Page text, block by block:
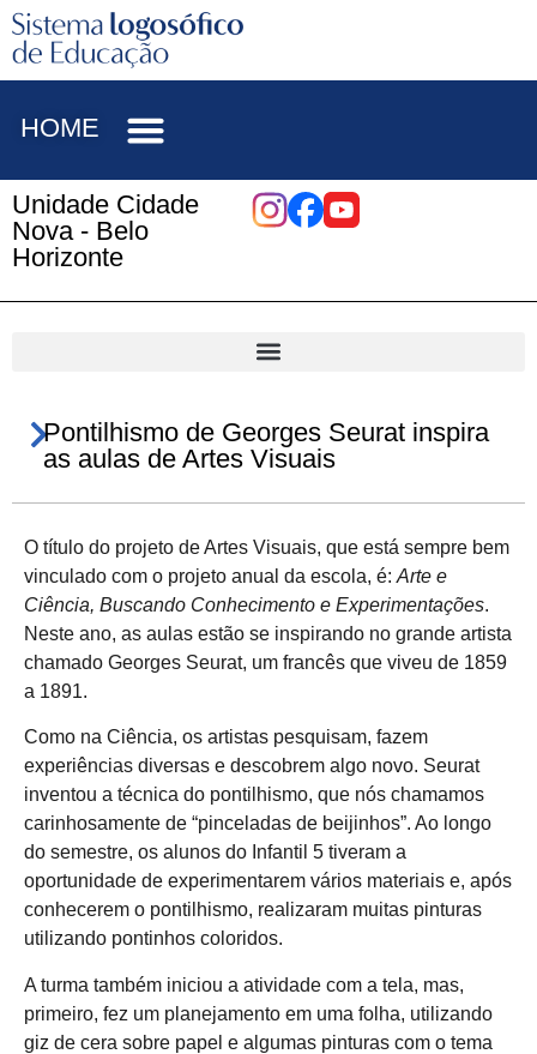
HOME
Unidade Cidade
Nova - Belo
Horizonte
Pontilhismo de Georges Seurat inspira
as aulas de Artes Visuais
O título do projeto de Artes Visuais, que está sempre bem
vinculado com o projeto anual da escola, é: Arte e
Ciência, Buscando Conhecimento e Experimentações.
Neste ano, as aulas estão se inspirando no grande artista
chamado Georges Seurat, um francês que viveu de 1859
a 1891.
Como na Ciência, os artistas pesquisam, fazem
experiências diversas e descobrem algo novo. Seurat
inventou a técnica do pontilhismo, que nós chamamos
carinhosamente de “pinceladas de beijinhos”. Ao longo
do semestre, os alunos do Infantil 5 tiveram a
oportunidade de experimentarem vários materiais e, após
conhecerem o pontilhismo, realizaram muitas pinturas
utilizando pontinhos coloridos.
A turma também iniciou a atividade com a tela, mas,
primeiro, fez um planejamento em uma folha, utilizando
giz de cera sobre papel e algumas pinturas com o tema